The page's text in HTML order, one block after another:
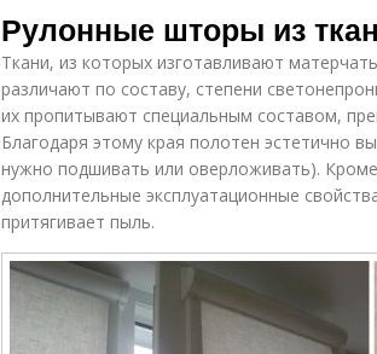
Рулонные шторы из
Ткани, из которых изготавливают
различают по составу, степени
их пропитывают специальным составом,
Благодаря этому края полотен эстетично
нужно подшивать или оверложивать).
дополнительные эксплуатационные
притягивает пыль.